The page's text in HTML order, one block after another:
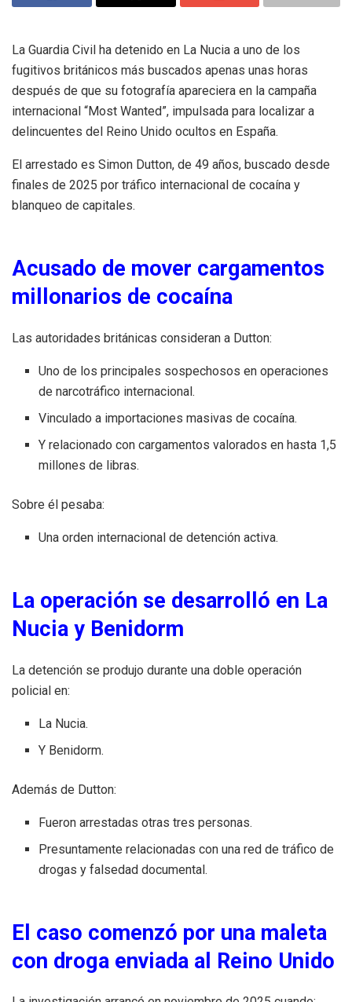
La Guardia Civil ha detenido en La Nucia a uno de los
fugitivos británicos más buscados apenas unas horas
después de que su fotografía apareciera en la campaña
internacional “Most Wanted”, impulsada para localizar a
delincuentes del Reino Unido ocultos en España.
El arrestado es Simon Dutton, de 49 años, buscado desde
finales de 2025 por tráfico internacional de cocaína y
blanqueo de capitales.
Acusado de mover cargamentos
millonarios de cocaína
Las autoridades británicas consideran a Dutton:
Uno de los principales sospechosos en operaciones
de narcotráfico internacional.
Vinculado a importaciones masivas de cocaína.
Y relacionado con cargamentos valorados en hasta 1,5
millones de libras.
Sobre él pesaba:
Una orden internacional de detención activa.
La operación se desarrolló en La
Nucia y Benidorm
La detención se produjo durante una doble operación
policial en:
La Nucia.
Y Benidorm.
Además de Dutton:
Fueron arrestadas otras tres personas.
Presuntamente relacionadas con una red de tráfico de
drogas y falsedad documental.
El caso comenzó por una maleta
con droga enviada al Reino Unido